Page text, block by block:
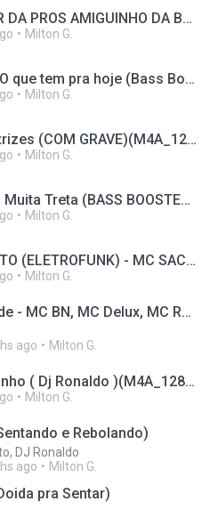
AI CALICA QUER DA PROS AMIGUINHO DA BOCA - MC Cyclope (DJ F7 e DJ Pedrinho Da ZL)(M4A_128K)_private.lrc
Milton G.
All Star Brasil - O que tem pra hoje (Bass Boosted)(M4A_128K)_private.lrc
Milton G.
Ao Cubo - Cicatrizes (COM GRAVE)(M4A_128K)_private.lrc
Milton G.
Apocalipse 16 - Muita Treta (BASS BOOSTED)(M4A_128K)_private.lrc
Milton G.
AQUARIANO NATO (ELETROFUNK) - MC SACI_ LA NONNA GO_ YAN PABLO DJ - [ELETROFUNK DEBOXE](M4A_128K)_private.lrc
Milton G.
Arrocha Desande - MC BN, MC Delux, MC RD ( Dj Ronaldo )
ago Milton G.
Arrocha do Solinho ( Dj Ronaldo )(M4A_128K)_private.lrc
Milton G.
e Rebolando)
DJ Ronaldo
ago Milton G.
pra Sentar)